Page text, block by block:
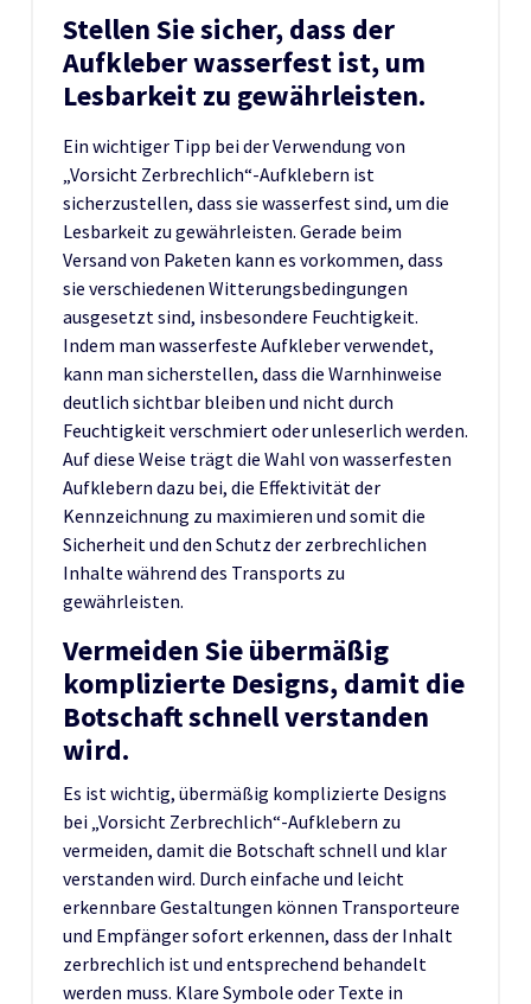
Stellen Sie sicher, dass der
Aufkleber wasserfest ist, um
Lesbarkeit zu gewährleisten.
Ein wichtiger Tipp bei der Verwendung von
„Vorsicht Zerbrechlich“-Aufklebern ist
sicherzustellen, dass sie wasserfest sind, um die
Lesbarkeit zu gewährleisten. Gerade beim
Versand von Paketen kann es vorkommen, dass
sie verschiedenen Witterungsbedingungen
ausgesetzt sind, insbesondere Feuchtigkeit.
Indem man wasserfeste Aufkleber verwendet,
kann man sicherstellen, dass die Warnhinweise
deutlich sichtbar bleiben und nicht durch
Feuchtigkeit verschmiert oder unleserlich werden.
Auf diese Weise trägt die Wahl von wasserfesten
Aufklebern dazu bei, die Effektivität der
Kennzeichnung zu maximieren und somit die
Sicherheit und den Schutz der zerbrechlichen
Inhalte während des Transports zu
gewährleisten.
Vermeiden Sie übermäßig
komplizierte Designs, damit die
Botschaft schnell verstanden
wird.
Es ist wichtig, übermäßig komplizierte Designs
bei „Vorsicht Zerbrechlich“-Aufklebern zu
vermeiden, damit die Botschaft schnell und klar
verstanden wird. Durch einfache und leicht
erkennbare Gestaltungen können Transporteure
und Empfänger sofort erkennen, dass der Inhalt
zerbrechlich ist und entsprechend behandelt
werden muss. Klare Symbole oder Texte in